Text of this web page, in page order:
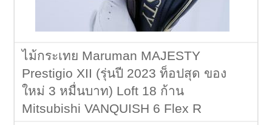
ไม้กระเทย Maruman MAJESTY
Prestigio XII (รุ่นปี 2023 ท็อปสุด ของ
ใหม่ 3 หมื่นบาท) Loft 18 ก้าน
Mitsubishi VANQUISH 6 Flex R